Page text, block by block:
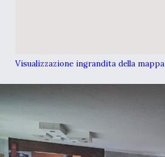
Visualizzazione ingrandita della mappa